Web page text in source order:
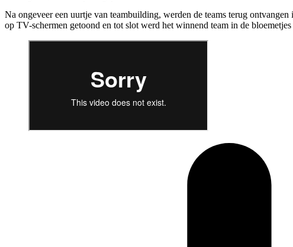
Na ongeveer een uurtje van teambuilding, werden de teams terug
op TV-schermen getoond en tot slot werd het winnend team in de bloemetjes